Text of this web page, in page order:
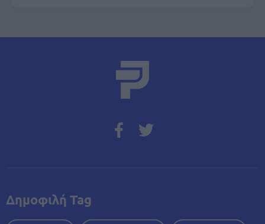
Δημοφιλή Tag